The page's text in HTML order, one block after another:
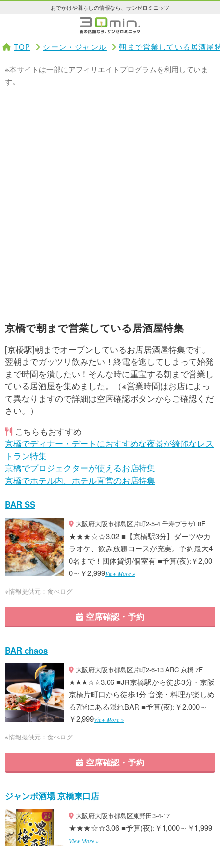
おでかけや暮らしの情報なら、サンゼロミニッツ
TOP シーン・ジャンル 朝まで営業している居酒屋
※本サイトは一部にアフィリエイトプログラムを利用していま
す。
京橋で朝まで営業している居酒屋特集
[京橋駅]朝までオープンしているお店居酒屋特集です。
翌朝までガッツリ飲みたい！終電を逃してしまって始発
まで時間を潰したい！そんな時に重宝する朝まで営業し
ている居酒屋を集めました。（※営業時間はお店によっ
て異なりますので詳細は空席確認ボタンからご確認くだ
さい。）
こちらもおすすめ
京橋でディナー・デートにおすすめな夜景が綺麗なレス
トラン特集
京橋でプロジェクターが使えるお店特集
京橋でホテル内、ホテル直営のお店特集
BAR SS
大阪府大阪市都島区片町2-5-4 千寿プラザⅠ 8F
★★★☆☆3.02 ■【京橋駅3分】ダーツやカ
ラオケ、飲み放題コースが充実。予約最大4
0名まで！団体貸切/個室有 ■予算(夜):￥2,00
0～￥2,999View More »
※情報提供元：食べログ
空席確認・予約
BAR chaos
大阪府大阪市都島区片町2-6-13 ARC 京橋 7F
★★★☆☆3.06 ■JR京橋駅から徒歩3分・京阪
京橋片町口から徒歩1分 音楽・料理が楽しめ
る7階にある隠れBAR ■予算(夜):￥2,000～
￥2,999View More »
※情報提供元：食べログ
空席確認・予約
ジャンボ酒場 京橋東口店
大阪府大阪市都島区東野田3-4-17
★★★☆☆3.06 ■予算(夜):￥1,000～￥1,999
View More »